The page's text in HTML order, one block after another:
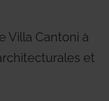
Villa Cantoni à
et